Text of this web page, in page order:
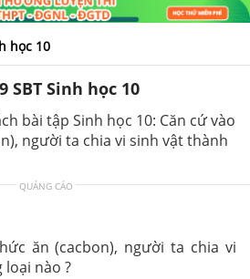
học 10
SBT Sinh học 10
bài tập Sinh học 10: Căn cứ vào
người ta chia vi sinh vật thành
QUẢNG CÁO
ăn (cacbon), người ta chia vi
nào ?